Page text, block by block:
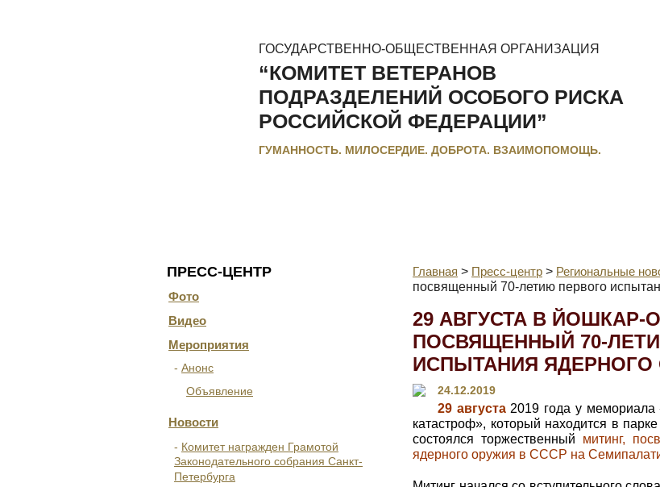
ГОСУДАРСТВЕННО-ОБЩЕСТВЕННАЯ ОРГАНИЗАЦИЯ
“КОМИТЕТ ВЕТЕРАНОВ
ПОДРАЗДЕЛЕНИЙ ОСОБОГО РИСКА
РОССИЙСКОЙ ФЕДЕРАЦИИ”
ГУМАННОСТЬ. МИЛОСЕРДИЕ. ДОБРОТА. ВЗАИМОПОМОЩЬ.
ПРЕСС-ЦЕНТР
Фото
Видео
Мероприятия
Анонс
Объявление
Новости
Комитет награжден Грамотой
Законодательного собрания Санкт-
Петербурга
Главная > Пресс-центр > Региональные
посвященный 70-летию первого
29 АВГУСТА В ЙОШКАР-
ПОСВЯЩЕННЫЙ 70-
ИСПЫТАНИЯ
24.12.2019
29 августа2019 года у мемориала
катастроф», который находится в
состоялся торжественный митинг,
ядерного оружия в СССР на